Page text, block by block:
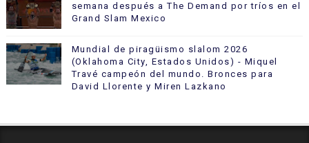
semana después a The Demand por tríos en el
Grand Slam Mexico
Mundial de piragüismo slalom 2026
(Oklahoma City, Estados Unidos) - Miquel
Travé campeón del mundo. Bronces para
David Llorente y Miren Lazkano